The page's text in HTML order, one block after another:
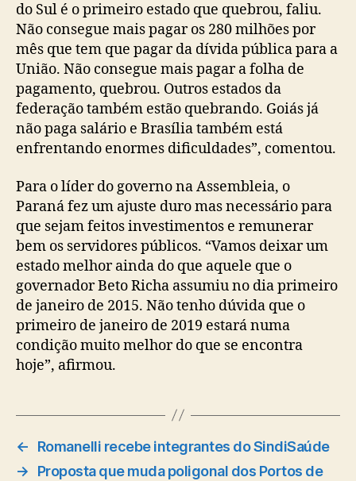
do Sul é o primeiro estado que quebrou, faliu.
Não consegue mais pagar os 280 milhões por
mês que tem que pagar da dívida pública para a
União. Não consegue mais pagar a folha de
pagamento, quebrou. Outros estados da
federação também estão quebrando. Goiás já
não paga salário e Brasília também está
enfrentando enormes dificuldades”, comentou.
Para o líder do governo na Assembleia, o
Paraná fez um ajuste duro mas necessário para
que sejam feitos investimentos e remunerar
bem os servidores públicos. “Vamos deixar um
estado melhor ainda do que aquele que o
governador Beto Richa assumiu no dia primeiro
de janeiro de 2015. Não tenho dúvida que o
primeiro de janeiro de 2019 estará numa
condição muito melhor do que se encontra
hoje”, afirmou.
←
Romanelli recebe integrantes do SindiSaúde
→
Proposta que muda poligonal dos Portos de